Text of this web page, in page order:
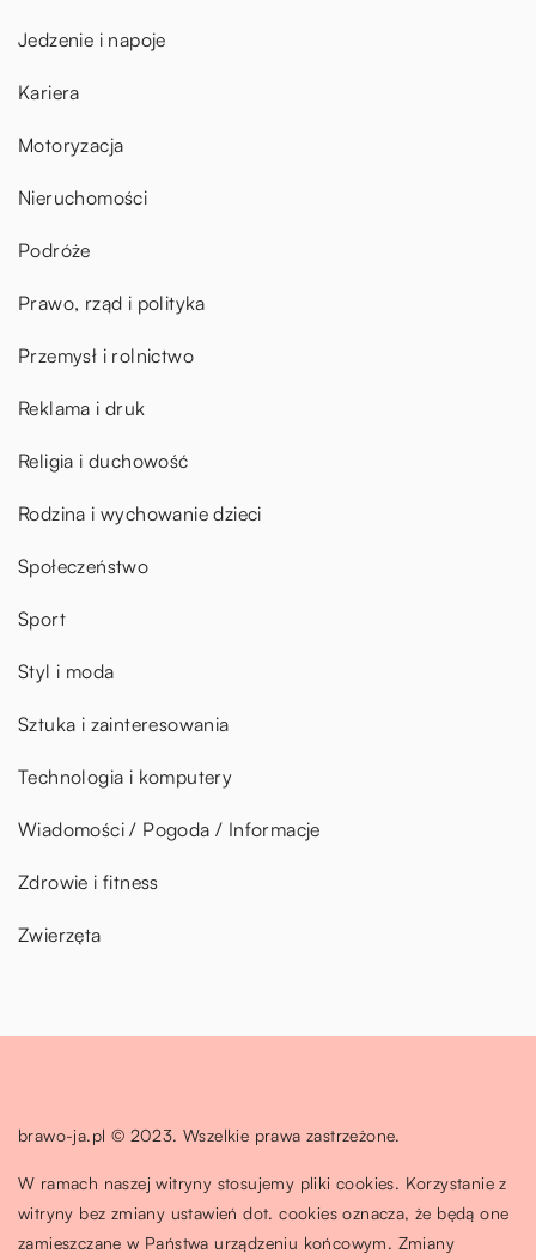
Jedzenie i napoje
Kariera
Motoryzacja
Nieruchomości
Podróże
Prawo, rząd i polityka
Przemysł i rolnictwo
Reklama i druk
Religia i duchowość
Rodzina i wychowanie dzieci
Społeczeństwo
Sport
Styl i moda
Sztuka i zainteresowania
Technologia i komputery
Wiadomości / Pogoda / Informacje
Zdrowie i fitness
Zwierzęta
brawo-ja.pl © 2023. Wszelkie prawa zastrzeżone.
W ramach naszej witryny stosujemy pliki cookies. Korzystanie z
witryny bez zmiany ustawień dot. cookies oznacza, że będą one
zamieszczane w Państwa urządzeniu końcowym. Zmiany